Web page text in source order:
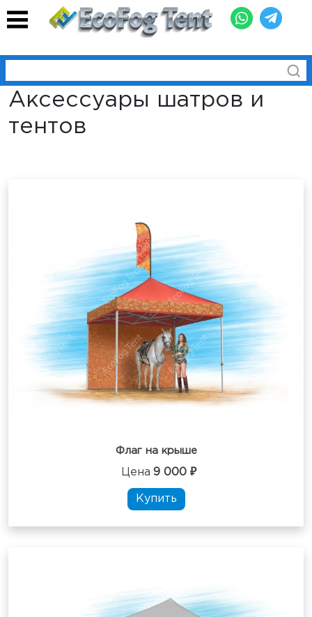
Аксессуары шатров и
тентов
Флаг на крыше
Цена 9 000 ₽
Купить